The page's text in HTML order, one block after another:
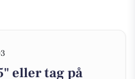
eller tag på